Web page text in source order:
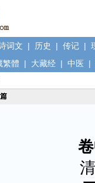
词文 | 历史 | 传记 |
繁體 | 大藏经 | 中医 |